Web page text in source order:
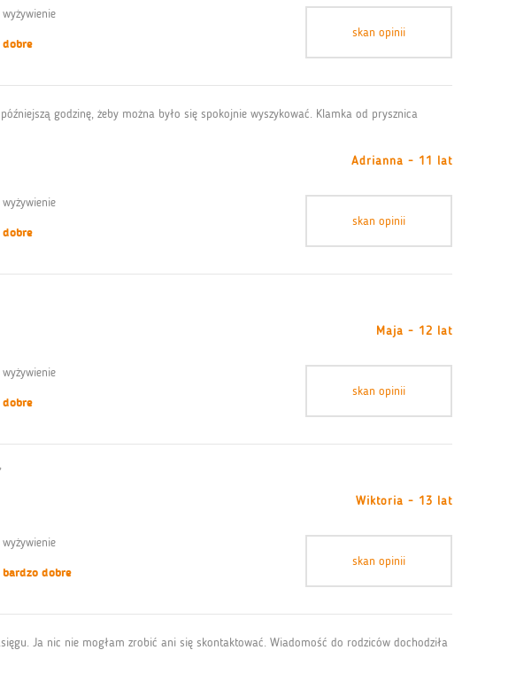
wyżywienie
dobre
skan opinii
godzinę, żeby można było się spokojnie wyszykować. Klamka od prysznica
Adrianna - 11 lat
wyżywienie
dobre
skan opinii
Maja - 12 lat
wyżywienie
dobre
skan opinii
Wiktoria - 13 lat
wyżywienie
bardzo dobre
skan opinii
Ja nic nie mogłam zrobić ani się skontaktować. Wiadomość do rodziców dochodziła